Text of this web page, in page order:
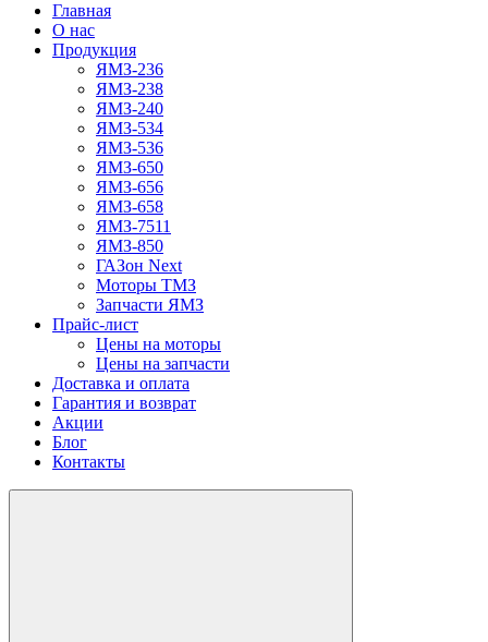
Главная
О нас
Продукция
ЯМЗ-236
ЯМЗ-238
ЯМЗ-240
ЯМЗ-534
ЯМЗ-536
ЯМЗ-650
ЯМЗ-656
ЯМЗ-658
ЯМЗ-7511
ЯМЗ-850
ГАЗон Next
Моторы ТМЗ
Запчасти ЯМЗ
Прайс-лист
Цены на моторы
Цены на запчасти
Доставка и оплата
Гарантия и возврат
Акции
Блог
Контакты